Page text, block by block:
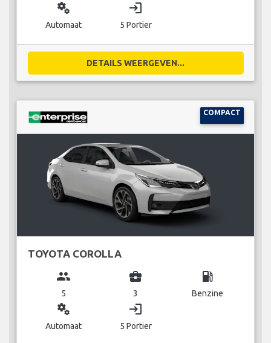
miscellaneous_services
Automaat
login
5 Portier
DETAILS WEERGEVEN...
COMPACT
TOYOTA COROLLA
group
5
business_center
3
local_gas_station
Benzine
miscellaneous_services
Automaat
login
5 Portier